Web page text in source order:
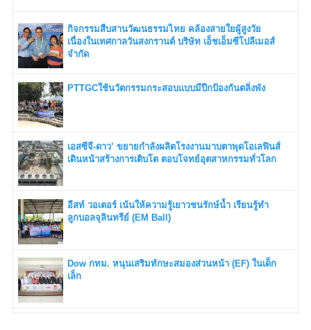
กิจกรรมสืบสานวัฒนธรรมไทย คล้องสายใยผู้สูงวัย
เนื่องในเทศกาลวันสงกรานต์ บริษัท เอ็ชเอ็มซีโปลีเมอส์
จำกัด
PTTGCใช้นวัตกรรมกระสอบแบบมีปีกป้องกันตลิ่งพัง
เอสซีจี-ดาว’ ขยายกำลังผลิตโรงงานมาบตาพุดโอเลฟินส์
เดินหน้าสร้างการเติบโต ตอบโจทย์อุตสาหกรรมทั่วโลก
อีสท์ วอเตอร์ เน้นให้ความรู้เยาวชนรักษ์น้ำ เรียนรู้ทำ
ลูกบอลจุลินทรีย์ (EM Ball)
Dow กทม. หนุนเสริมทักษะสมองส่วนหน้า (EF) ในเด็ก
เล็ก